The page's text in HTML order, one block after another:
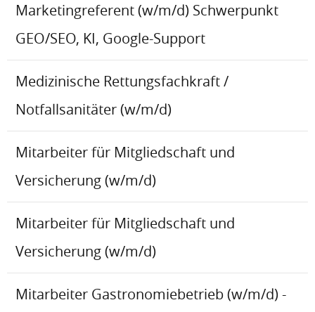
Marketingreferent (w/m/d) Schwerpunkt
GEO/SEO, KI, Google-Support
Medizinische Rettungsfachkraft /
Notfallsanitäter (w/m/d)
Mitarbeiter für Mitgliedschaft und
Versicherung (w/m/d)
Mitarbeiter für Mitgliedschaft und
Versicherung (w/m/d)
Mitarbeiter Gastronomiebetrieb (w/m/d) -